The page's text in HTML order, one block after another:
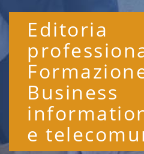
Editoria
Business
e